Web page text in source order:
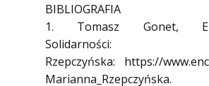
BIBLIOGRAFIA
1. Tomasz Gonet,
Solidarności:
Rzepczyńska: https://
Marianna_Rzepczyńska.